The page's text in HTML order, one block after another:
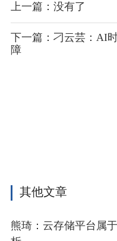
上一篇：没有了
下一篇：刁云芸：AI
障
其他文章
熊琦：云存储平台属